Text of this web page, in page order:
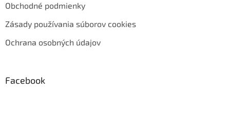
Obchodné podmienky
Zásady používania súborov cookies
Ochrana osobných údajov
Facebook